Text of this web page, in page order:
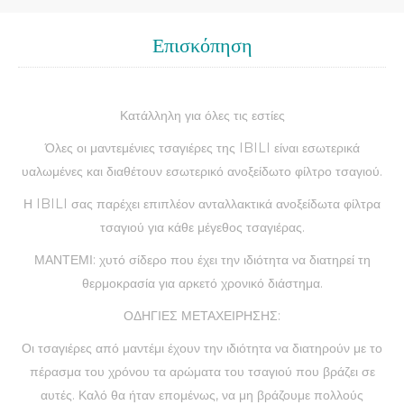
Επισκόπηση
Κατάλληλη για όλες τις εστίες
Όλες οι μαντεμένιες τσαγιέρες της IBILI είναι εσωτερικά
υαλωμένες και διαθέτουν εσωτερικό ανοξείδωτο φίλτρο τσαγιού.
Η IBILI σας παρέχει επιπλέον ανταλλακτικά ανοξείδωτα φίλτρα
τσαγιού για κάθε μέγεθος τσαγιέρας.
ΜΑΝΤΕΜΙ: χυτό σίδερο που έχει την ιδιότητα να διατηρεί τη
θερμοκρασία για αρκετό χρονικό διάστημα.
ΟΔΗΓΙΕΣ ΜΕΤΑΧΕΙΡΗΣΗΣ:
Οι τσαγιέρες από μαντέμι έχουν την ιδιότητα να διατηρούν με το
πέρασμα του χρόνου τα αρώματα του τσαγιού που βράζει σε
αυτές. Καλό θα ήταν επομένως, να μη βράζουμε πολλούς